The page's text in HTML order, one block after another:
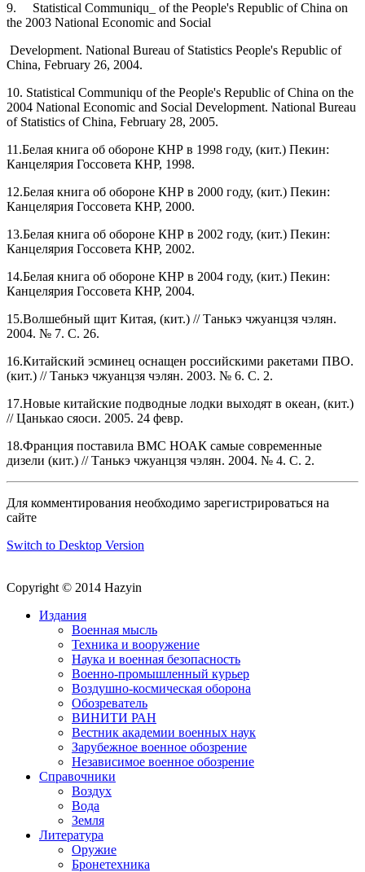
9. Statistical Communiqu_ of the People's Republic of China on
the 2003 National Economic and Social
Development. National Bureau of Statistics People's Republic of
China, February 26, 2004.
10. Statistical Communiqu of the People's Republic of China on the
2004 National Economic and Social Development. National Bureau
of Statistics of China, February 28, 2005.
11.Белая книга об обороне КНР в 1998 году, (кит.) Пекин:
Канцелярия Госсовета КНР, 1998.
12.Белая книга об обороне КНР в 2000 году, (кит.) Пекин:
Канцелярия Госсовета КНР, 2000.
13.Белая книга об обороне КНР в 2002 году, (кит.) Пекин:
Канцелярия Госсовета КНР, 2002.
14.Белая книга об обороне КНР в 2004 году, (кит.) Пекин:
Канцелярия Госсовета КНР, 2004.
15.Волшебный щит Китая, (кит.) // Танькэ чжуанцзя чэлян.
2004. № 7. С. 26.
16.Китайский эсминец оснащен российскими ракетами ПВО.
(кит.) // Танькэ чжуанцзя чэлян. 2003. № 6. С. 2.
17.Новые китайские подводные лодки выходят в океан, (кит.)
// Цанькао сяоси. 2005. 24 февр.
18.Франция поставила ВМС НОАК самые современные
дизели (кит.) // Танькэ чжуанцзя чэлян. 2004. № 4. С. 2.
Для комментирования необходимо зарегистрироваться на
сайте
Switch to Desktop Version
Copyright © 2014 Hazyin
Издания
Военная мысль
Техника и вооружение
Наука и военная безопасность
Военно-промышленный курьер
Воздушно-космическая оборона
Обозреватель
ВИНИТИ РАН
Вестник академии военных наук
Зарубежное военное обозрение
Независимое военное обозрение
Справочники
Воздух
Вода
Земля
Литература
Оружие
Бронетехника